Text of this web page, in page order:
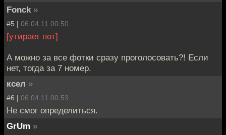
Fonck »
#5 | 06.04.11 00:50
[утирает пот]
А можно за все фотки сразу проголосовать?! Если
нет, тогда за 7 номер.
ксел »
#6 | 06.04.11 00:53
Не смог определиться.
GrUm »